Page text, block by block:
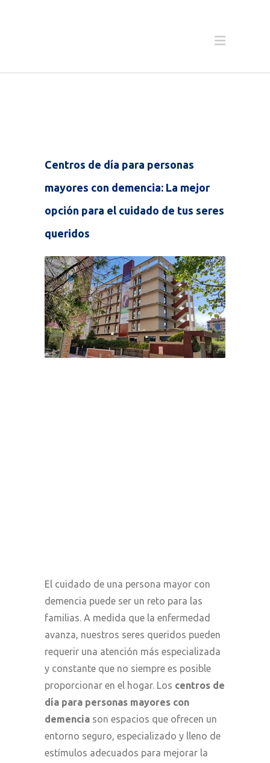
Centros de día para personas
mayores con demencia: La mejor
opción para el cuidado de tus seres
queridos
El cuidado de una persona mayor con
demencia puede ser un reto para las
familias. A medida que la enfermedad
avanza, nuestros seres queridos pueden
requerir una atención más especializada
y constante que no siempre es posible
proporcionar en el hogar. Los centros de
día para personas mayores con
demencia son espacios que ofrecen un
entorno seguro, especializado y lleno de
estímulos adecuados para mejorar la